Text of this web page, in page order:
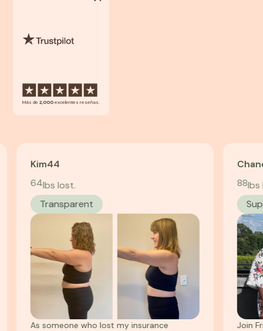
Más de 2,000 excelentes reseñas.
44
lbs lost.
Transparent
As someone who lost my insurance
Chanel30
lbs lost.
Join